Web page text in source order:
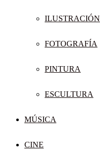
ILUSTRACIÓN
FOTOGRAFÍA
PINTURA
ESCULTURA
MÚSICA
CINE